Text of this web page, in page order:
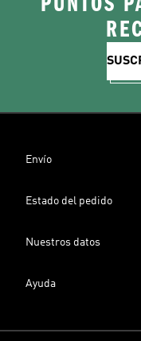
Envío
Estado del pedido
Nuestros datos
Ayuda